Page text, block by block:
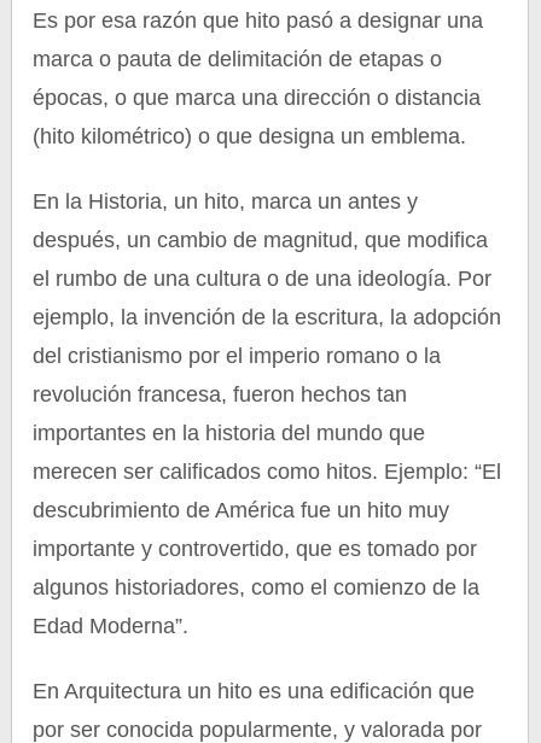
Es por esa razón que hito pasó a designar una
marca o pauta de delimitación de etapas o
épocas, o que marca una dirección o distancia
(hito kilométrico) o que designa un emblema.
En la Historia, un hito, marca un antes y
después, un cambio de magnitud, que modifica
el rumbo de una cultura o de una ideología. Por
ejemplo, la invención de la escritura, la adopción
del cristianismo por el imperio romano o la
revolución francesa, fueron hechos tan
importantes en la historia del mundo que
merecen ser calificados como hitos. Ejemplo: “El
descubrimiento de América fue un hito muy
importante y controvertido, que es tomado por
algunos historiadores, como el comienzo de la
Edad Moderna”.
En Arquitectura un hito es una edificación que
por ser conocida popularmente, y valorada por